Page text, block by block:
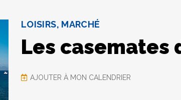
LOISIRS, MARCHÉ
Les casemates
AJOUTER À MON CALENDRIER